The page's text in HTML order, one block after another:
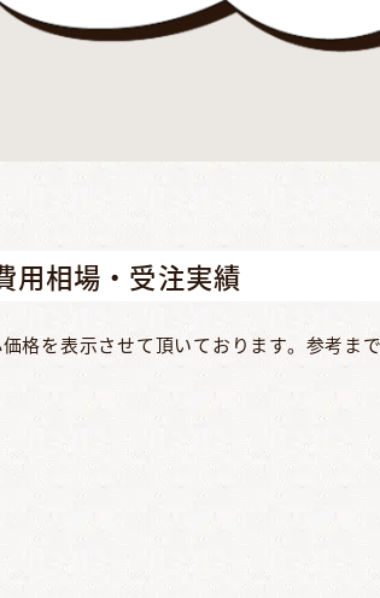
用相場・受注実績
格を表示させて頂いております。参考ま